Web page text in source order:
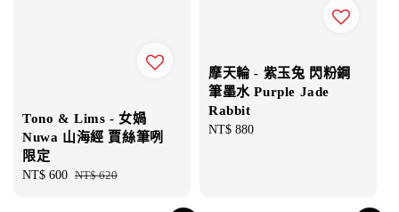
Tono & Lims - 女媧
Nuwa 山海經 賈絲筆咧
限定
Sale
NT$ 600 Regular
NT$ 620
摩天輪 - 紫玉兔 閃粉鋼
筆墨水 Purple Jade
Rabbit
Regular
NT$ 880